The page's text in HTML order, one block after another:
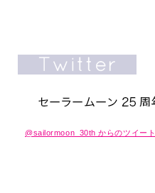
@sailormoon_30th からのツイート